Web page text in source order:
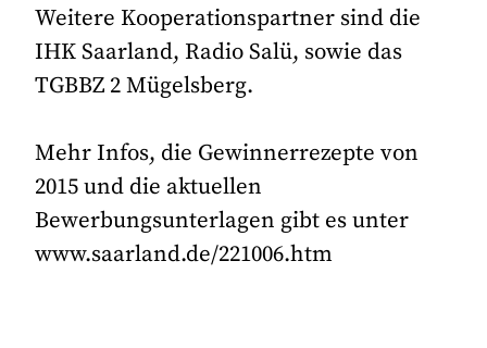
Weitere Kooperationspartner sind die
IHK Saarland, Radio Salü, sowie das
TGBBZ 2 Mügelsberg.
Mehr Infos, die Gewinnerrezepte von
2015 und die aktuellen
Bewerbungsunterlagen gibt es unter
www.saarland.de/221006.htm